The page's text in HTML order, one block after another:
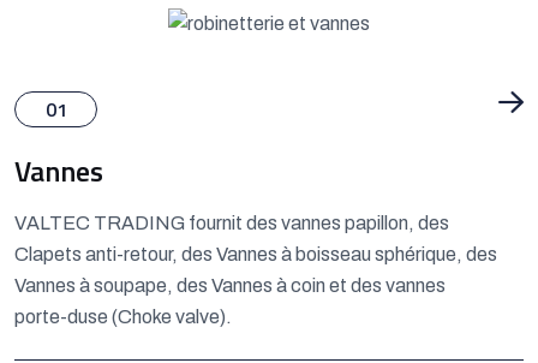
01
Vannes
VALTEC TRADING fournit des vannes papillon, des
Clapets anti-retour, des Vannes à boisseau sphérique, des
Vannes à soupape, des Vannes à coin et des vannes
porte-duse (Choke valve).